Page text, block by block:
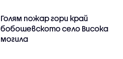
Голям пожар гори край
бобошевското село Висока
могила